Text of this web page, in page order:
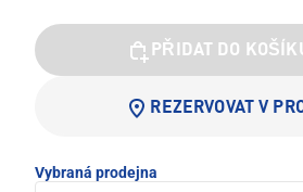
PŘIDAT DO
REZERVOVAT V
Vybraná prodejna